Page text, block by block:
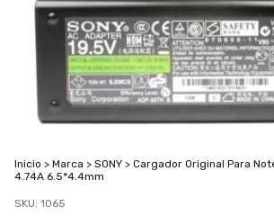
Inicio > Marca > SONY > Cargador Original Para
4.74A 6.5*4.4mm
SKU: 1065